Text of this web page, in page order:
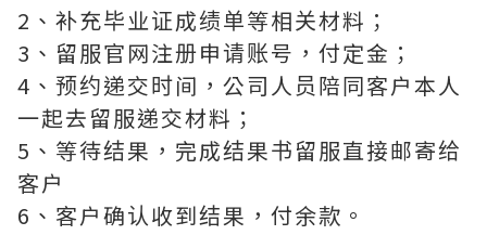
2、补充毕业证成绩单等相关材料；
3、留服官网注册申请账号，付定金；
4、预约递交时间，公司人员陪同客户本人
一起去留服递交材料；
5、等待结果，完成结果书留服直接邮寄给
客户
6、客户确认收到结果，付余款。